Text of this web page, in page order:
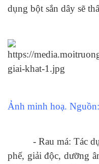
dụng bột sắn dây sẽ
Ảnh minh hoạ.
- Rau má: Tác
phế, giải độc, dưỡng